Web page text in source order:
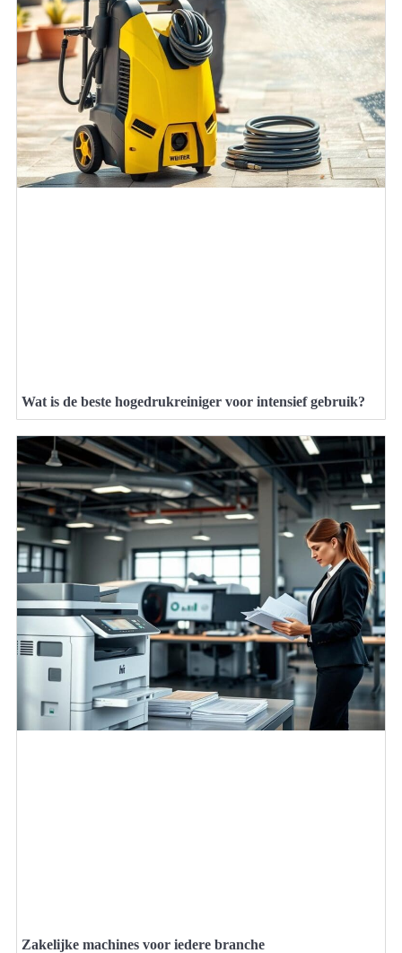
Wat is de beste hogedrukreiniger voor intensief gebruik?
Zakelijke machines voor iedere branche